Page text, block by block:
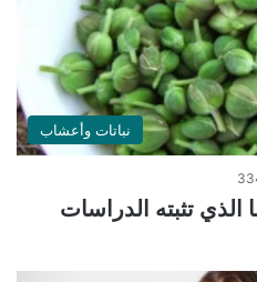
نباتات وأعشاب
الذي تثبته الدراسات